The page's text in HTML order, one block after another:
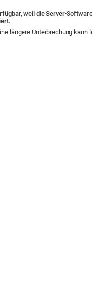
weil die Server-
längere Unterbrechung kann